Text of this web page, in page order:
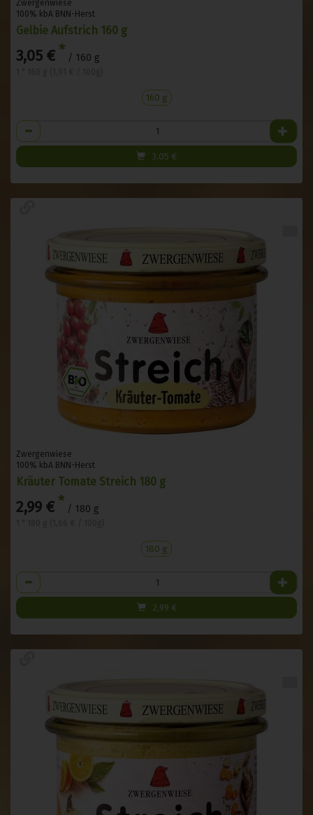
Zwergenwiese
100% kbA BNN-Herst
Gelbie Aufstrich 160 g
3,05 € * / 160 g
160 g
Anzahl
3,05 €
Zwergenwiese
100% kbA BNN-Herst
Kräuter Tomate Streich 180 g
2,99 € * / 180 g
180 g
Anzahl
2,99 €